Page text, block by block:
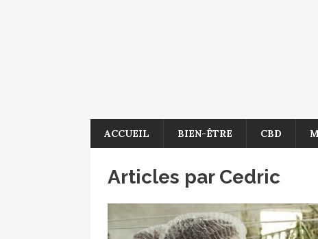
ACCUEIL BIEN-ÊTRE CBD
Articles par Cedric